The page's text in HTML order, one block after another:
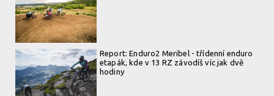
Report: Enduro2 Meribel - třídenní enduro
etapák, kde v 13 RZ závodíš víc jak dvě
hodiny